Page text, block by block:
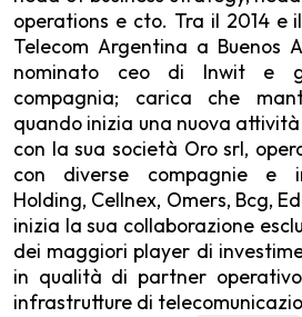
operations e cto. Tra il 2014 e
Telecom Argentina a Buenos
nominato ceo di Inwit e
compagnia; carica che
quando inizia una nuova
con la sua società Oro srl,
con diverse compagnie e
Holding, Cellnex, Omers, Bcg,
inizia la sua collaborazione
dei maggiori player di
in qualità di partner
infrastrutture di